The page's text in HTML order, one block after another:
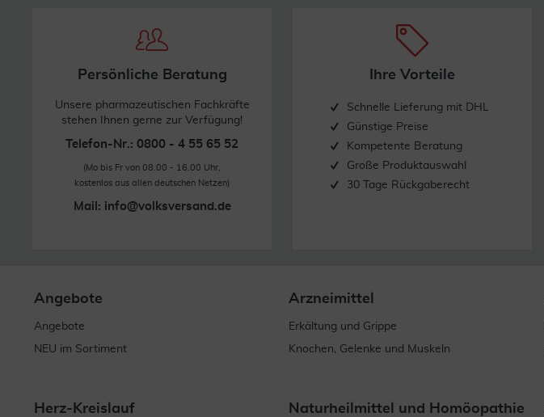
Persönliche Beratung
Unsere pharmazeutischen Fachkräfte
stehen Ihnen gerne zur Verfügung!
Telefon-Nr.: 0800 - 4 55 65 52
(Mo bis Fr von 08.00 - 16.00 Uhr,
kostenlos aus allen deutschen Netzen)
Mail: info@volksversand.de
Ihre Vorteile
Schnelle Lieferung mit DHL
Günstige Preise
Kompetente Beratung
Große Produktauswahl
30 Tage Rückgaberecht
Angebote
Angebote
NEU im Sortiment
Arzneimittel
Erkältung und Grippe
Knochen, Gelenke und Muskeln
Herz-Kreislauf Naturheilmittel und Homöopathie